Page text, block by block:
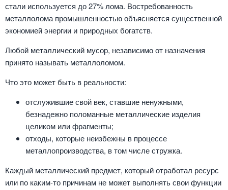
стали используется до 27% лома. Востребованность
металлолома промышленностью объясняется существенной
экономией энергии и природных богатств.
Любой металлический мусор, независимо от назначения
принято называть металлоломом.
Что это может быть в реальности:
отслужившие свой век, ставшие ненужными,
безнадежно поломанные металлические изделия
целиком или фрагменты;
отходы, которые неизбежны в процессе
металлопроизводства, в том числе стружка.
Каждый металлический предмет, который отработал ресурс
или по каким-то причинам не может выполнять свои функции